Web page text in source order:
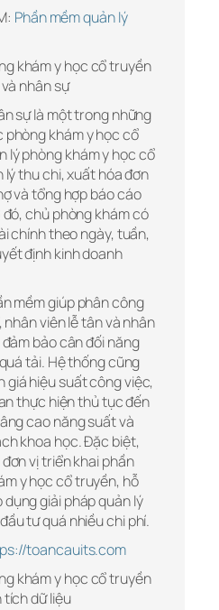
Phần mềm quản lý
khám y học cổ truyền
nhân sự
sự là một trong những
khám y học cổ
lý phòng khám y học cổ
thu chi, xuất hóa đơn
và tổng hợp báo cáo
chủ phòng khám có
chính theo ngày, tuần,
định kinh doanh
mềm giúp phân công
viên lễ tân và nhân
bảo cân đối năng
tải. Hệ thống cũng
hiệu suất công việc,
thực hiện thủ tục đến
cao năng suất và
khoa học. Đặc biệt,
vị triển khai phần
y học cổ truyền, hỗ
giải pháp quản lý
tư quá nhiều chi phí.
toancauits.com
khám y học cổ truyền
dữ liệu